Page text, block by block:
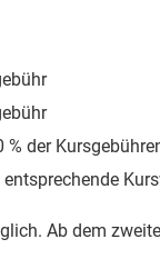
der
Ab dem